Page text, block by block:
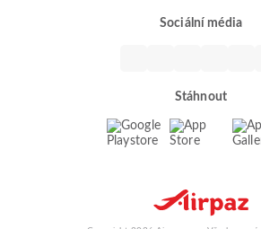
Sociální média
Stáhnout